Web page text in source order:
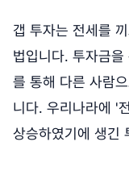
갭 투자는 전세를
법입니다. 투자금
를 통해 다른 사람
니다. 우리나라에 '
상승하였기에 생긴